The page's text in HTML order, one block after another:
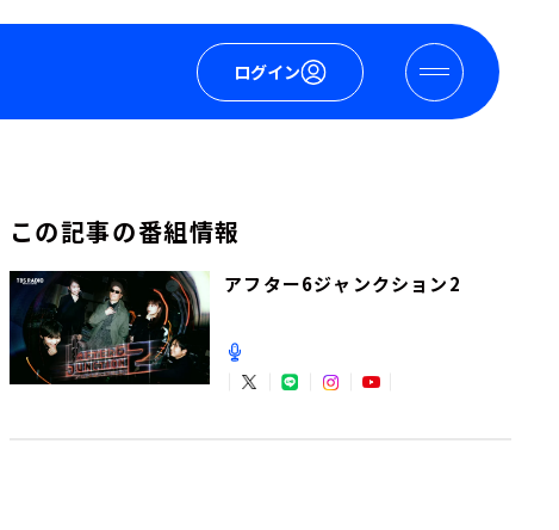
ログイン
この記事の番組情報
アフター6ジャンクション2